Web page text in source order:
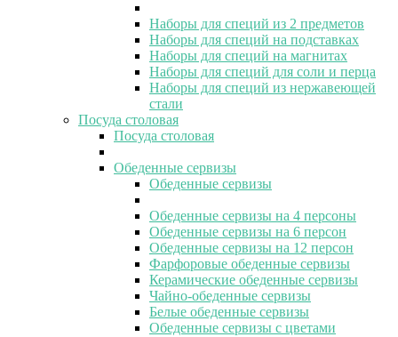
Наборы для специй из 2 предметов
Наборы для специй на подставках
Наборы для специй на магнитах
Наборы для специй для соли и перца
Наборы для специй из нержавеющей
стали
Посуда столовая
Посуда столовая
Обеденные сервизы
Обеденные сервизы
Обеденные сервизы на 4 персоны
Обеденные сервизы на 6 персон
Обеденные сервизы на 12 персон
Фарфоровые обеденные сервизы
Керамические обеденные сервизы
Чайно-обеденные сервизы
Белые обеденные сервизы
Обеденные сервизы с цветами